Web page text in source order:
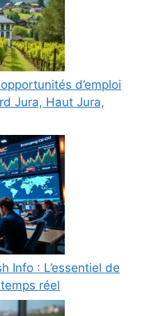
d’emploi
Jura, Haut Jura,
Info : L’essentiel de
réel